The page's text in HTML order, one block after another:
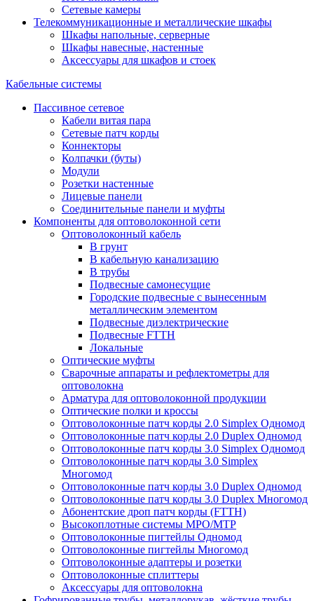
Сетевые камеры
Телекоммуникационные и металлические шкафы
Шкафы напольные, серверные
Шкафы навесные, настенные
Аксессуары для шкафов и стоек
Кабельные системы
Пассивное сетевое
Кабели витая пара
Сетевые патч корды
Коннекторы
Колпачки (буты)
Модули
Розетки настенные
Лицевые панели
Соединительные панели и муфты
Компоненты для оптоволоконной сети
Оптоволоконный кабель
В грунт
В кабельную канализацию
В трубы
Подвесные самонесущие
Городские подвесные с вынесенным
металлическим элементом
Подвесные диэлектрические
Подвесные FTTH
Локальные
Оптические муфты
Сварочные аппараты и рефлектометры для
оптоволокна
Арматура для оптоволоконной продукции
Оптические полки и кроссы
Оптоволоконные патч корды 2.0 Simplex Одномод
Оптоволоконные патч корды 2.0 Duplex Одномод
Оптоволоконные патч корды 3.0 Simplex Одномод
Оптоволоконные патч корды 3.0 Simplex
Многомод
Оптоволоконные патч корды 3.0 Duplex Одномод
Оптоволоконные патч корды 3.0 Duplex Многомод
Абонентские дроп патч корды (FTTH)
Высокоплотные системы MPO/MTP
Оптоволоконные пигтейлы Одномод
Оптоволоконные пигтейлы Многомод
Оптоволоконные адаптеры и розетки
Оптоволоконные сплиттеры
Аксессуары для оптоволокна